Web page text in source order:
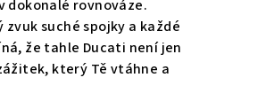
dokonalé rovnováze.
zvuk suché spojky a každé
že tahle Ducati není jen
který Tě vtáhne a